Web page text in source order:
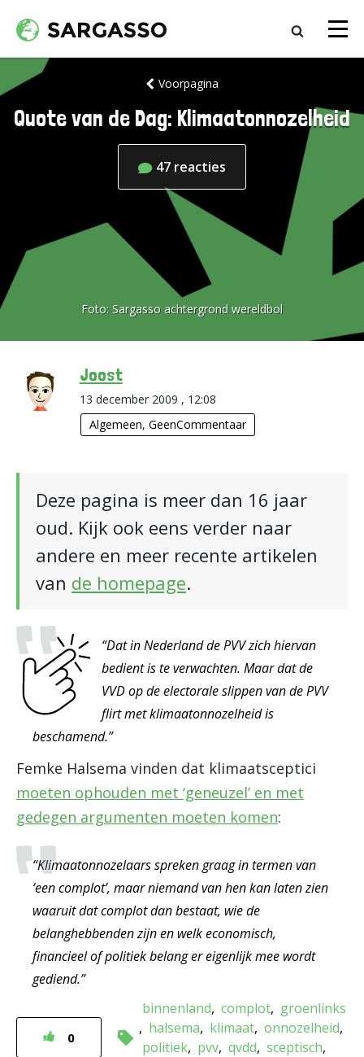
Voorpagina
Quote van de Dag: Klimaatonnozelheid
47 reacties
Foto: Sargasso achtergrond wereldbol
Joost
13 december 2009 , 12:08
Algemeen, GeenCommentaar
Deze pagina is meer dan 16 jaar
oud. Kijk ook eens verder naar
andere en meer recente artikelen
van de homepage.
“Dat in Nederland de PVV zich hiervan
bedient is te verwachten. Maar dat de
VVD op de electorale slippen van de PVV
flirt met klimaatonnozelheid is
beschamend.”
Femke Halsema vinden dat klimaatsceptici
moeten ophouden met ‘geneuzel’ en met
gedegen argumenten moeten komen:
“Klimaatonnozelaars spreken graag in termen van
‘een complot’, maar niemand van hen kan laten zien
waaruit dat complot dan bestaat, wie de
belanghebbenden zijn en welk economisch,
financieel of politiek belang er eigenlijk mee wordt
gediend.”
0
binnenland complot groenlinks
halsema
klimaat onnozelheid
politiek pvv qvdd sceptisch